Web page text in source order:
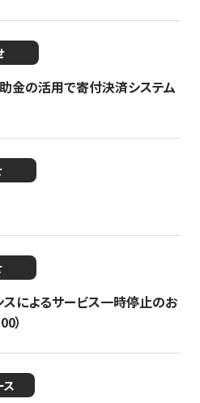
金の活用で寄付決済システム
スによるサービス一時停止のお
）
ス